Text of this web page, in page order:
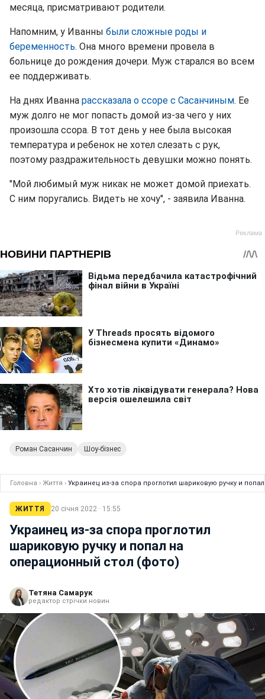
месяца, присматривают родители.
Напомним, у Иванны были сложные роды и
беременность. Она много времени провела в
больнице до рождения дочери. Муж старался во всем
ее поддерживать.
На днях Иванна рассказала о ссоре с Сасанчиным. Ее
муж долго не мог попасть домой из-за чего у них
произошла ссора. В тот день у нее была высокая
температура и ребенок не хотел слезать с рук,
поэтому раздражительность девушки можно понять.
"Мой любимый муж никак не может домой приехать.
С ним поругались. Видеть не хочу", - заявила Иванна.
Роман Сасанчин Шоу-бізнес
Головна › Життя › Украинец из-за спора проглотил шариковую ручку и
ЖИТТЯ 20 січня 2022 · 15:55
Украинец из-за спора проглотил
шариковую ручку и попал на
операционный стол (фото)
Тетяна Самарук
редактор стрічки новин